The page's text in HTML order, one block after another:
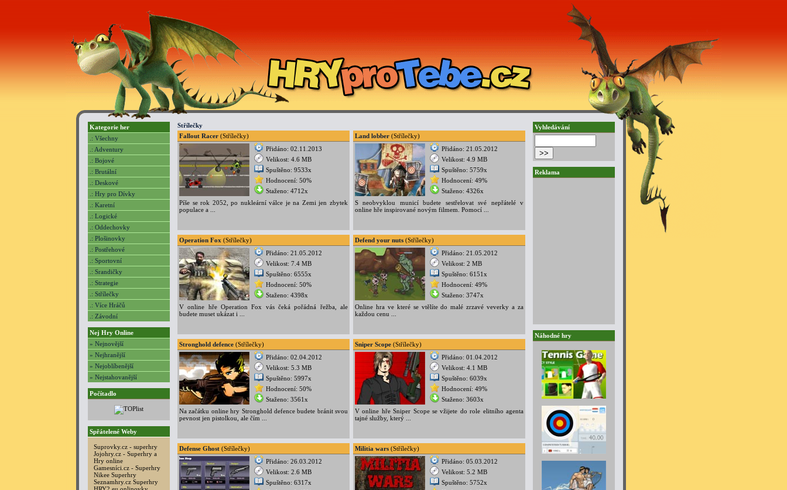
Kategorie her
.: Všechny
.: Adventury
.: Bojové
.: Brutální
.: Deskové
.: Hry pro Dívky
.: Karetní
.: Logické
.: Oddechovky
.: Plošinovky
.: Postřehové
.: Sportovní
.: Srandičky
.: Strategie
.: Střílečky
.: Více Hráčů
.: Závodní
Nej Hry Online
» Nejnovější
» Nejhranější
» Nejoblíbenější
» Nejstahovanější
Počítadlo
Spřátelené Weby
Suprovky.cz - superhry
Jojohry.cz - Superhry a
Hry online
Gamesníci.cz - Superhry
Nikee Superhry
Seznamhry.cz Superhry
Vyhledávání
Reklama
Náhodné hry
Střílečky
Fallout Racer (Střílečky)
Přidáno: 02.11.2013
Velikost: 4.6 MB
Spuštěno: 9533x
Hodnocení: 50%
Staženo: 4712x
Píše se rok 2052, po nukleární válce je na Zemi jen zbytek
populace a ...
Land lobber (Střílečky)
Přidáno: 21.05.2012
Velikost: 4.9 MB
Spuštěno: 5759x
Hodnocení: 49%
Staženo: 4326x
S neobvyklou municí budete sestřelovat své nepřátelé v
online hře inspirované novým filmem. Pomocí ...
Operation Fox (Střílečky)
Přidáno: 21.05.2012
Velikost: 7.4 MB
Spuštěno: 6555x
Hodnocení: 50%
Staženo: 4398x
V online hře Operation Fox vás čeká pořádná řežba, ale
budete muset ukázat i ...
Defend your nuts (Střílečky)
Přidáno: 21.05.2012
Velikost: 2 MB
Spuštěno: 6151x
Hodnocení: 49%
Staženo: 3747x
Online hra ve které se vtělíte do malé zrzavé veverky a za
každou cenu ...
Stronghold defence (Střílečky)
Přidáno: 02.04.2012
Velikost: 5.3 MB
Spuštěno: 5997x
Hodnocení: 50%
Staženo: 3561x
Na začátku online hry Stronghold defence budete bránit svou
pevnost jen pistolkou, ale čím ...
Sniper Scope (Střílečky)
Přidáno: 01.04.2012
Velikost: 4.1 MB
Spuštěno: 6039x
Hodnocení: 49%
Staženo: 3603x
V online hře Sniper Scope se vžijete do role elitního agenta
tajné služby, který ...
Defense Ghost (Střílečky)
Přidáno: 26.03.2012
Velikost: 2.6 MB
Spuštěno: 6317x
Militia wars (Střílečky)
Přidáno: 05.03.2012
Velikost: 5.2 MB
Spuštěno: 5752x